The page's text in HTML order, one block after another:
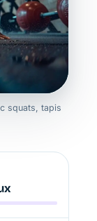
squats, tapis